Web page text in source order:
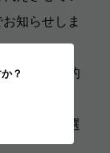
知らせしま
渡等を目的
により抽選
？